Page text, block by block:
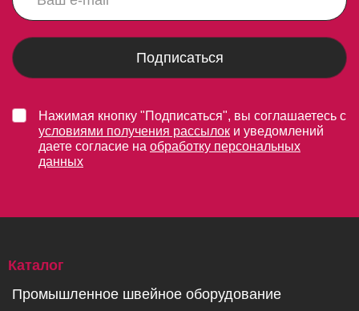
Подписаться
Нажимая кнопку "Подписаться", вы соглашаетесь с
условиями получения рассылок и уведомлений
даете согласие на обработку персональных
данных
Каталог
Промышленное швейное оборудование